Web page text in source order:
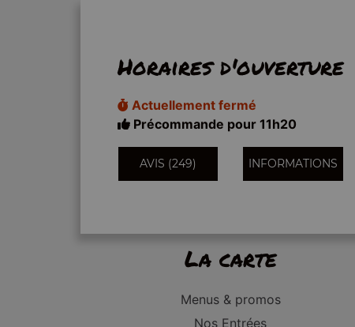
Horaires d'ouverture
Actuellement fermé
Précommande pour 11h20
AVIS (249) INFORMATIONS
La carte
Menus & promos
Nos Entrées